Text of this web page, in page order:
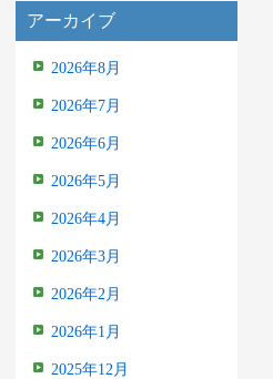
アーカイブ
2026年8月
2026年7月
2026年6月
2026年5月
2026年4月
2026年3月
2026年2月
2026年1月
2025年12月